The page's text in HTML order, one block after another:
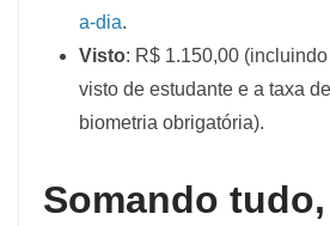
a-dia.
Visto: R$ 1.150,00
visto de estudante e a taxa
biometria obrigatória).
Somando tudo,